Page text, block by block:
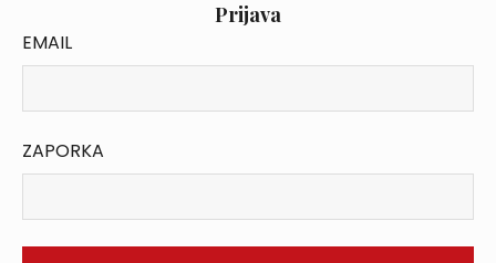
Prijava
EMAIL
ZAPORKA